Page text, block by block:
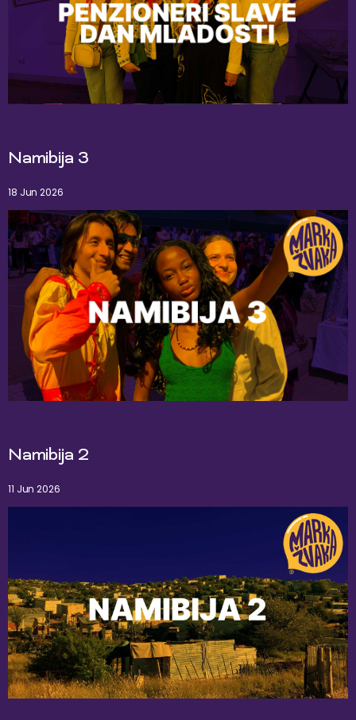
Namibija 3
18 Jun 2026
Namibija 2
11 Jun 2026